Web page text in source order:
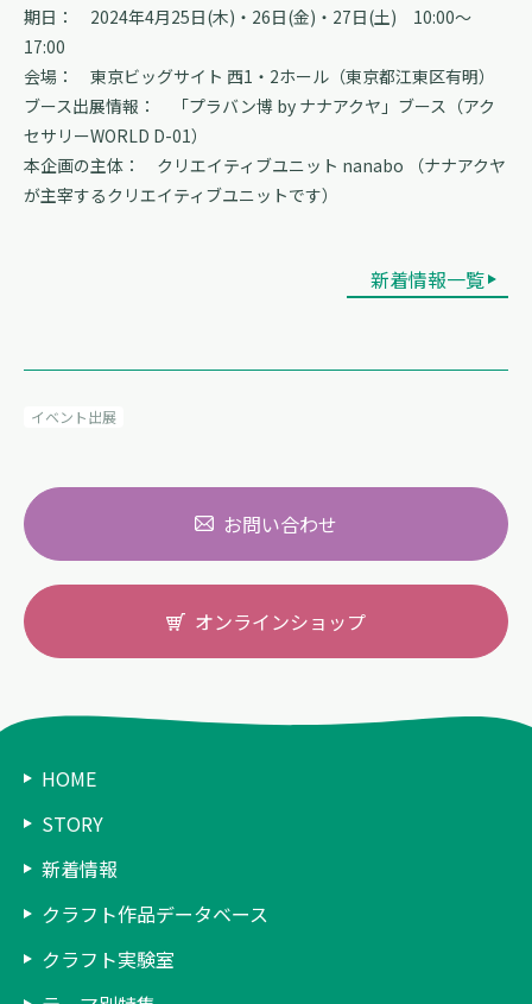
期日： 2024年4月25日(木)・26日(金)・27日(土) 10:00～
17:00
会場： 東京ビッグサイト 西1・2ホール（東京都江東区有明）
ブース出展情報： 「プラバン博 by ナナアクヤ」ブース（アク
セサリーWORLD D-01）
本企画の主体： クリエイティブユニット nanabo （ナナアクヤ
が主宰するクリエイティブユニットです）
新着情報一覧
イベント出展
お問い合わせ
オンラインショップ
HOME
STORY
新着情報
クラフト作品データベース
クラフト実験室